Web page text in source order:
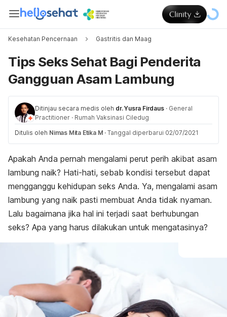
Kesehatan Pencernaan Gastritis dan Maag
Tips Seks Sehat Bagi Penderita
Gangguan Asam Lambung
Ditinjau secara medis oleh dr. Yusra Firdaus · General
Practitioner · Rumah Vaksinasi Ciledug
Ditulis oleh Nimas Mita Etika M · Tanggal diperbarui 02/07/2021
Apakah Anda pernah mengalami perut perih akibat asam
lambung naik? Hati-hati, sebab kondisi tersebut dapat
mengganggu kehidupan seks Anda. Ya, mengalami asam
lambung yang naik pasti membuat Anda tidak nyaman.
Lalu bagaimana jika hal ini terjadi saat berhubungan
seks? Apa yang harus dilakukan untuk mengatasinya?